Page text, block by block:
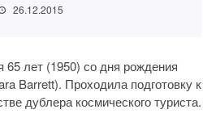
26.12.2015
65 лет (1950) со дня рождения
Barrett). Проходила подготовку к
дублера космического туриста.